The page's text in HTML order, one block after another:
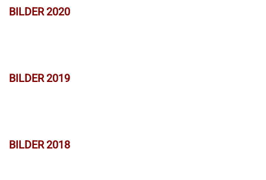
BILDER 2020
BILDER 2019
BILDER 2018